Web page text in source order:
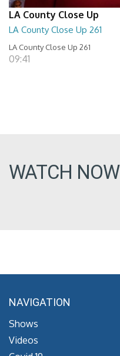
LA County Close Up
LA County Close Up 261
LA County Close Up 261
09:41
WATCH NOW
NAVIGATION
Shows
Videos